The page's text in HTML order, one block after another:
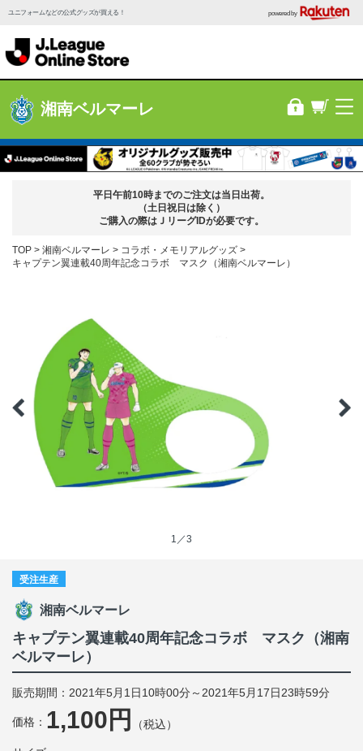
ユニフォームなどの公式グッズが買える！ powered by
湘南ベルマーレ
平日午前10時までのご注文は当日出荷。
（土日祝日は除く）
ご購入の際はＪリーグIDが必要です。
TOP 湘南ベルマーレ
コラボ・メモリアルグッズ
キャプテン翼連載40周年記念コラボ マスク（湘南ベルマーレ）
1／3
受注生産
湘南ベルマーレ
キャプテン翼連載40周年記念コラボ マスク（湘南
ベルマーレ）
販売期間：2021年5月1日10時00分～2021年5月17日23時59分
価格： 1,100円 （税込）